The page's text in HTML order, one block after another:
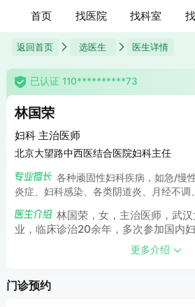
首页 找医院 找科室
返回首页 选医生 医生详情
已认证 110**********73
林国荣
妇科 主治医师
北京大望路中西医结合医院妇科主任
各种顽固性妇科疾病，如急/慢
炎症、妇科感染、各类阴道炎、月经不调
年期常见疾病;女性产后私密抗衰，如私
小阴唇整型术、性敏感度提升术及处女膜
林国荣，女，主治医师，武
业，临床诊治20余年，多次参加国内
更多介绍
门诊预约